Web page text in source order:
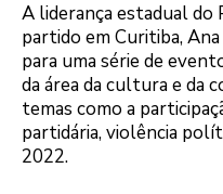
A liderança estadual do
partido em Curitiba,
para uma série de
da área da cultura e da
temas como a
partidária, violência
2022.